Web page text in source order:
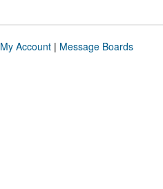
My Account| Message Boards